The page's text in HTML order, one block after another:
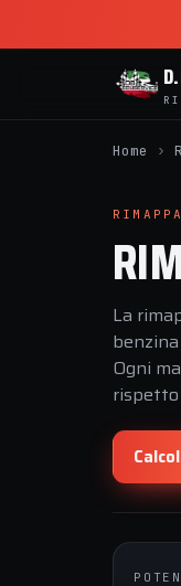
Home ›
La
Ogni
rispetto